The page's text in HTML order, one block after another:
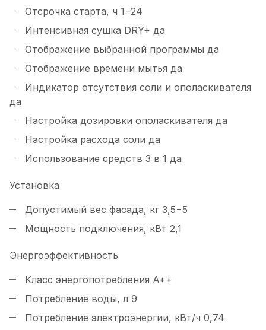
Отсрочка старта, ч 1−24
Интенсивная сушка DRY+ да
Отображение выбранной программы да
Отображение времени мытья да
Индикатор отсутствия соли и ополаскивателя
да
Настройка дозировки ополаскивателя да
Настройка расхода соли да
Использование средств 3 в 1 да
Установка
Допустимый вес фасада, кг 3,5−5
Мощность подключения, кВт 2,1
Энергоэффективность
Класс энергопотребления A++
Потребление воды, л 9
Потребление электроэнергии, кВт/ч 0,74